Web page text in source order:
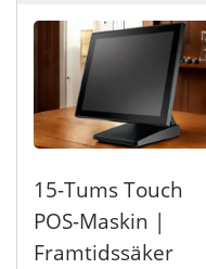
15-Tums Touch
POS-Maskin |
Framtidssäker